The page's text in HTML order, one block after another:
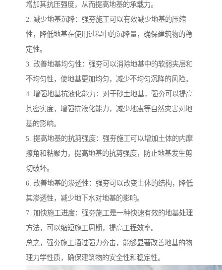
增加其抗压强度，从而提高地基的承载力。
2. 减少地基沉降：强夯施工可以有效减少地基的压缩
性，降低地基在使用过程中的沉降量，确保建筑物的稳
定性。
3. 改善地基均匀性：强夯可以消除地基中的软弱夹层和
不均匀性，使地基更加均匀，减少不均匀沉降的风险。
4. 增强地基抗液化能力：对于砂土地基，强夯可以提高
其密实度，增强抗液化能力，减少地震等自然灾害对地
基的影响。
5. 提高地基的抗剪强度：强夯施工可以增加土体的内摩
擦角和粘聚力，提高地基的抗剪强度，防止地基发生剪
切破坏。
6. 改善地基的渗透性：强夯可以改变土体的结构，降低
其渗透性，减少地下水对地基的影响。
7. 加快施工进度：强夯施工是一种快速有效的地基处理
方法，可以缩短施工周期，提高工程效率。
总之，强夯施工通过强力夯击，能够显著改善地基的物
理力学性质，确保建筑物的安全性和稳定性。